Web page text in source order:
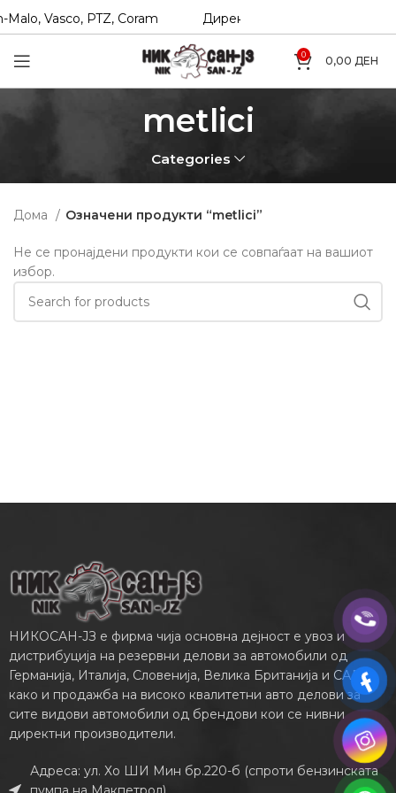
Vasco, PTZ, Coram Директни увозници на Hexol,
0 0,00 ДЕН
metlici
Categories
Дома Означени продукти “metlici”
Не се пронајдени продукти кои се совпаѓаат на вашиот
избор.
НИКОСАН-ЈЗ е фирма чија основна дејност е увоз и
дистрибуција на резервни делови за автомобили од
Германија, Италија, Словенија, Велика Британија и САД,
како и продажба на високо квалитетни авто делови за
сите видови автомобили од брендови кои се нивни
директни производители.
Адреса: ул. Хо ШИ Мин бр.220-б (спроти бензинската